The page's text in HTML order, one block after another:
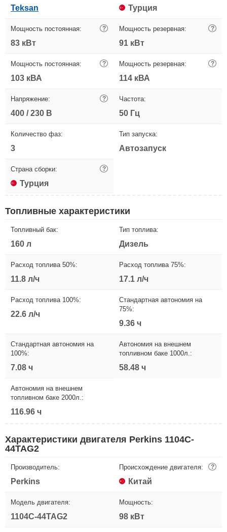
Teksan Турция
Мощность постоянная: ?
83 кВт
Мощность резервная: ?
91 кВт
Мощность постоянная: ?
103 кВА
Мощность резервная: ?
114 кВА
Напряжение: ?
400 / 230 В
Частота:
50 Гц
Количество фаз:
3
Тип запуска:
Автозапуск
Страна сборки: ?
Турция
Топливные характеристики
Топливный бак:
160 л
Тип топлива:
Дизель
Расход топлива 50%:
11.8 л/ч
Расход топлива 75%:
17.1 л/ч
Расход топлива 100%:
22.6 л/ч
Стандартная автономия на
75%:
9.36 ч
Стандартная автономия на
100%:
7.08 ч
Автономия на внешнем
топливном баке 1000л.:
58.48 ч
Автономия на внешнем
топливном баке 2000л.:
116.96 ч
Характеристики двигателя Perkins 1104C-
44TAG2
Производитель:
Perkins
Происхождение двигателя: ?
Китай
Модель двигателя:
1104C-44TAG2
Мощность:
98 кВт